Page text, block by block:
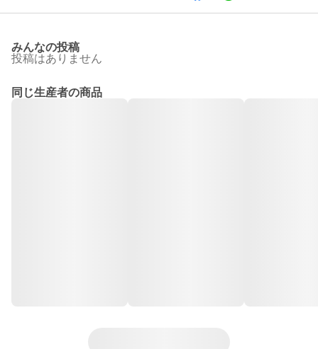
みんなの投稿
投稿はありません
同じ生産者の商品